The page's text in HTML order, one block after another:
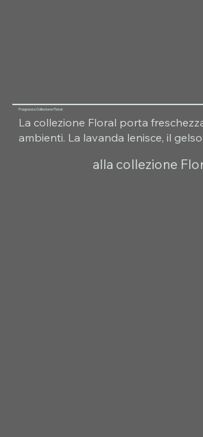
Fragranza Collezione Floral
La collezione Floral porta
ambienti. La lavanda lenisce, il
alla collezione